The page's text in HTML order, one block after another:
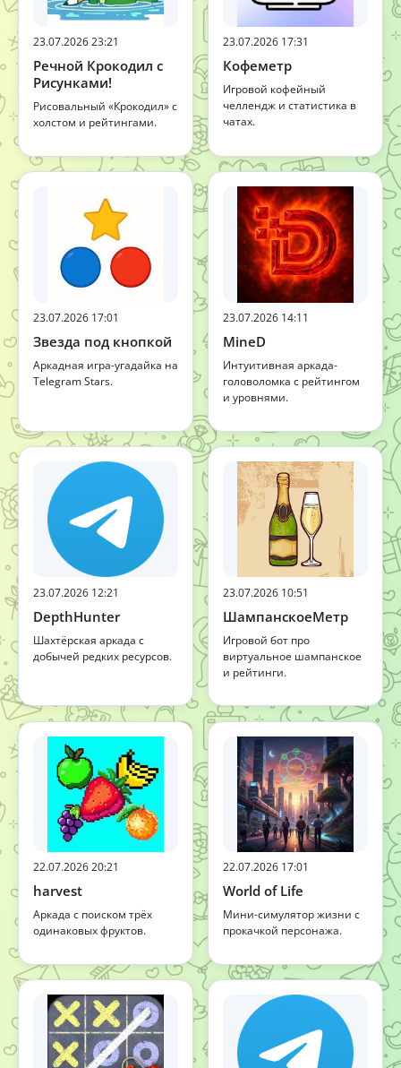
23.07.2026 23:21
Речной Крокодил с
Рисунками!
Рисовальный «Крокодил» с
холстом и рейтингами.
23.07.2026 17:31
Кофеметр
Игровой кофейный
челлендж и статистика в
чатах.
23.07.2026 17:01
Звезда под кнопкой
Аркадная игра-угадайка на
Telegram Stars.
23.07.2026 14:11
MineD
Интуитивная аркада-
головоломка с рейтингом
и уровнями.
23.07.2026 12:21
DepthHunter
Шахтёрская аркада с
добычей редких ресурсов.
23.07.2026 10:51
ШампанскоеМетр
Игровой бот про
виртуальное шампанское
и рейтинги.
22.07.2026 20:21
harvest
Аркада с поиском трёх
одинаковых фруктов.
22.07.2026 17:01
World of Life
Мини-симулятор жизни с
прокачкой персонажа.